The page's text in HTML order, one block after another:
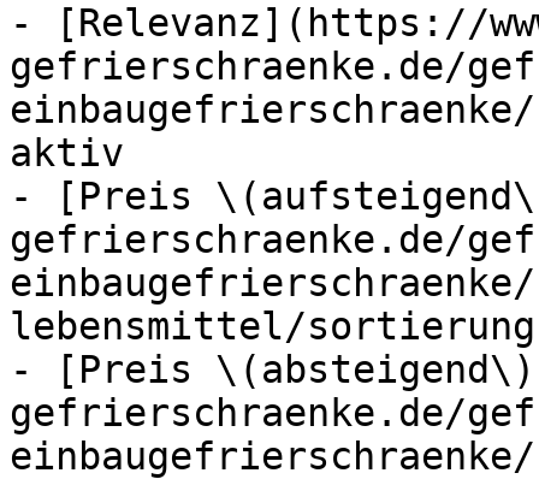
- [Relevanz](https://
gefrierschraenke.de/
aktiv
- [Preis
gefrierschraenke.de/
lebensmittel/
- [Preis
gefrierschraenke.de/